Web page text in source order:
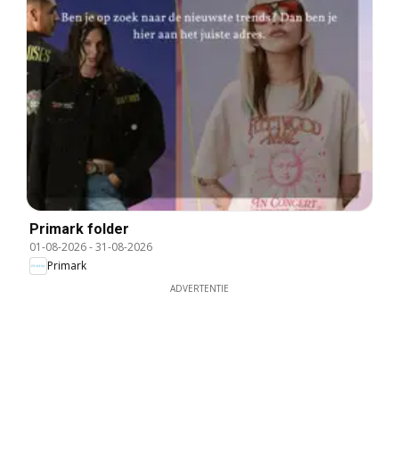
Primark folder
01-08-2026-31-08-2026
Primark
ADVERTENTIE